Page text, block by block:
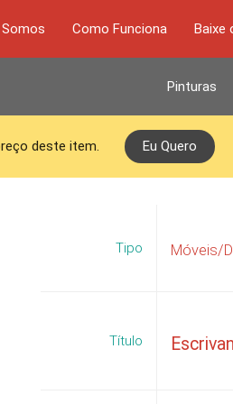
Como Funciona Baixe
Pinturas
deste item. Eu Quero
Tipo Móveis/
Título